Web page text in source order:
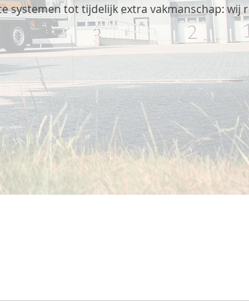
systemen tot tijdelijk extra vakmanschap: wij